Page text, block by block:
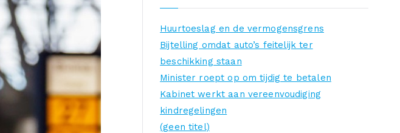
Huurtoeslag en de vermogensgrens
Bijtelling omdat auto’s feitelijk ter
beschikking staan
Minister roept op om tijdig te betalen
Kabinet werkt aan vereenvoudiging
kindregelingen
(geen titel)